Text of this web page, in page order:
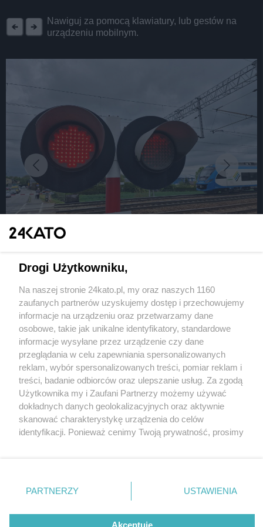
Nawiguj za pomocą klawiatury, lub gestów na
urządzeniu mobilnym.
Pszczyńska Policja i Koleje Śląskie – aby na
bezpiecznie
2 / 5
PHOTO 2023 05 18 13 49 14
Wydawca mediów lokalnych
Nie zapomnij
zapoznać się z:
polityką prywatności regulamin korzystania z portali
Twojemiasto
Piekary Śląskie
Chorzów
Tarnowskie Góry
Gliwice
Skontakuj sięz nami
Kontakt
Wydawca
Redakcja
Drogi Użytkowniku,
Na naszej stronie 24kato.pl, my oraz naszych 1160
zaufanych partnerów uzyskujemy dostęp i przechowujemy
informacje na urządzeniu oraz przetwarzamy dane
osobowe, takie jak unikalne identyfikatory, standardowe
informacje wysyłane przez urządzenie czy dane
przeglądania w celu zapewniania spersonalizowanych
reklam, wybór spersonalizowanych treści, pomiar reklam i
treści, badanie odbiorców oraz ulepszanie usług. Za zgodą
Użytkownika my i Zaufani Partnerzy możemy używać
dokładnych danych geolokalizacyjnych oraz aktywnie
skanować charakterystykę urządzenia do celów
identyfikacji. Ponieważ cenimy Twoją prywatność, prosimy
prywatności znajdujący się w lewym dolnym rogu strony
. Niektóre rodzaje przetwarzania danych nie wymagają
zgody użytkownika, ale masz prawo sprzeciwić się
takiemu przetwarzaniu. Preferencje będą miały
PARTNERZY USTAWIENIA
Akceptuję